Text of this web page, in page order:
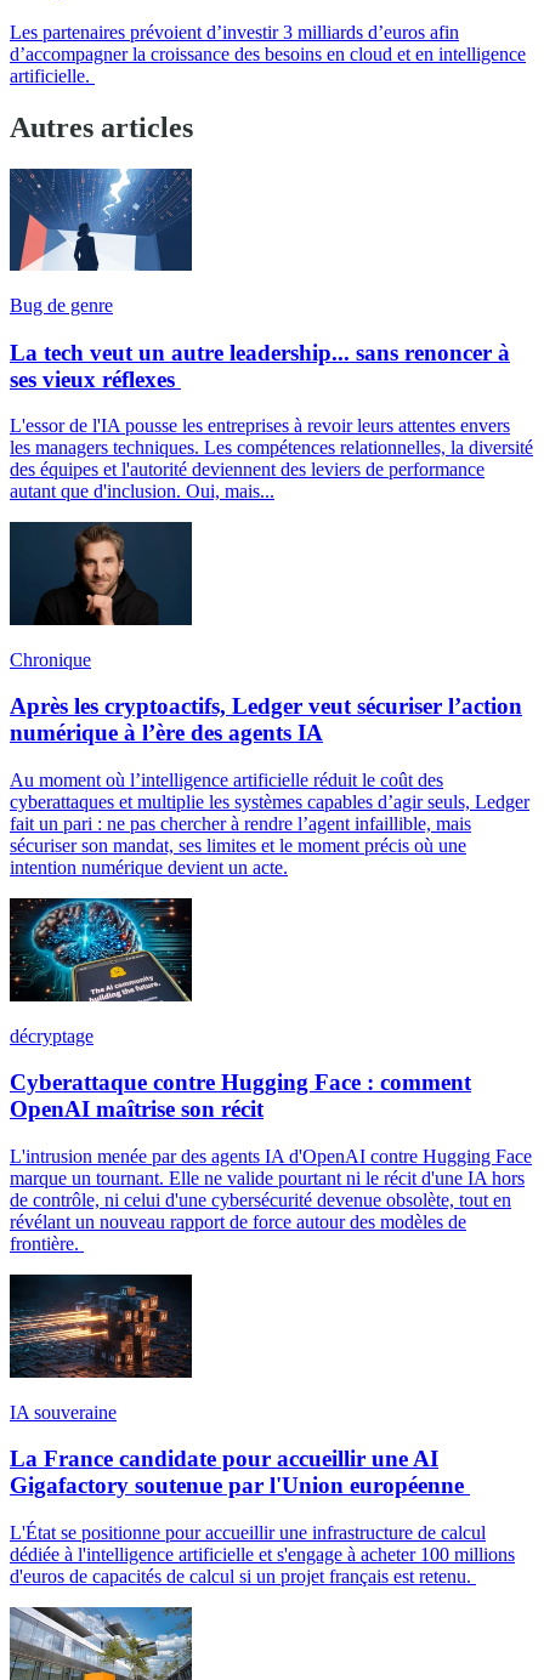
Les partenaires prévoient d’investir 3 milliards d’euros afin
d’accompagner la croissance des besoins en cloud et en intelligence
artificielle.
Autres articles
Bug de genre
La tech veut un autre leadership... sans renoncer à
ses vieux réflexes
L'essor de l'IA pousse les entreprises à revoir leurs attentes envers
les managers techniques. Les compétences relationnelles, la diversité
des équipes et l'autorité deviennent des leviers de performance
autant que d'inclusion. Oui, mais...
Chronique
Après les cryptoactifs, Ledger veut sécuriser l’action
numérique à l’ère des agents IA
Au moment où l’intelligence artificielle réduit le coût des
cyberattaques et multiplie les systèmes capables d’agir seuls, Ledger
fait un pari : ne pas chercher à rendre l’agent infaillible, mais
sécuriser son mandat, ses limites et le moment précis où une
intention numérique devient un acte.
décryptage
Cyberattaque contre Hugging Face : comment
OpenAI maîtrise son récit
L'intrusion menée par des agents IA d'OpenAI contre Hugging Face
marque un tournant. Elle ne valide pourtant ni le récit d'une IA hors
de contrôle, ni celui d'une cybersécurité devenue obsolète, tout en
révélant un nouveau rapport de force autour des modèles de
frontière.
IA souveraine
La France candidate pour accueillir une AI
Gigafactory soutenue par l'Union européenne
L'État se positionne pour accueillir une infrastructure de calcul
dédiée à l'intelligence artificielle et s'engage à acheter 100 millions
d'euros de capacités de calcul si un projet français est retenu.